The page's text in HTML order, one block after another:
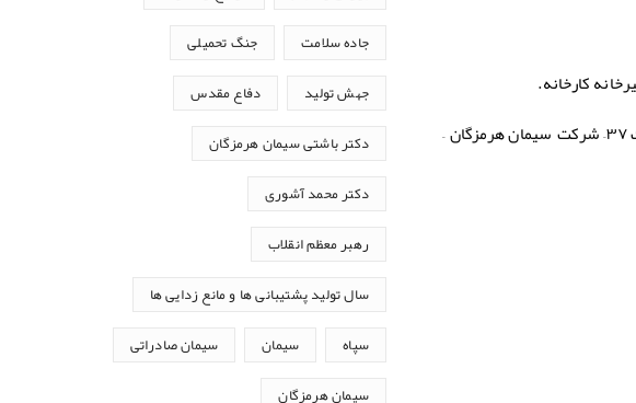
– تهران، بلوار میرداماد، میدان مادر، خیابان شهید سنجابی ( بهروز سابق )، بـالاتر از میـدان مینـا پـلاك ۳۷– شرکت سیمان هرمزگان –
جاده سلامت جنگ تحمیلی
جهش تولید دفاع مقدس
دکتر باشتی سیمان هرمزگان
دکتر محمد آشوری
رهبر معظم انقلاب
سال تولید پشتیبانی ها و مانع زدایی ها
سپاه سیمان سیمان صادراتی
سیمان هرمزگان